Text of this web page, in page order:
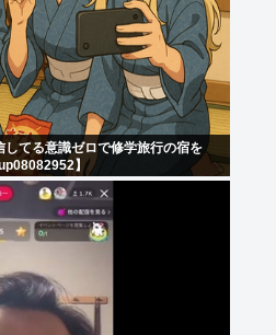
てる意識ゼロで修学旅行の宿を
】